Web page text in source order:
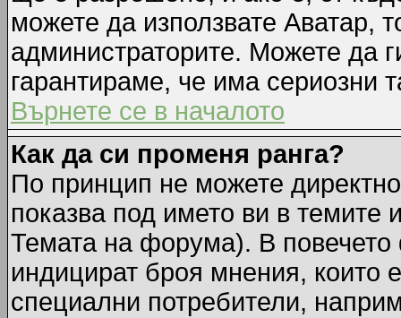
можете да използвате Аватар,
администраторите. Можете да
гарантираме, че има сериозни
Върнете се в началото
Как да си променя ранга?
По принцип не можете
показва под името ви в темите
Темата на форума). В повечето
индицират броя мнения, които
специални потребители,